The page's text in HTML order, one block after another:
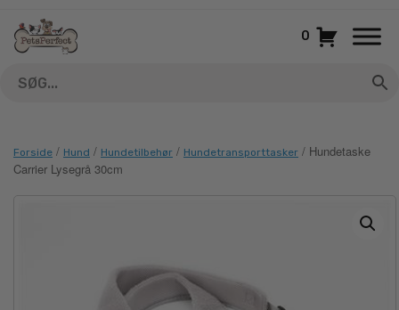
indhold
0
Forside / Hund / Hundetilbehør / Hundetransporttasker / Hundetaske
Carrier Lysegrå 30cm